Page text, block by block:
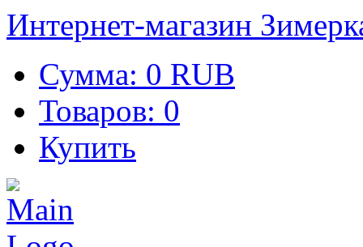
Интернет-магазин
Сумма: 0 RUB
Товаров: 0
Купить